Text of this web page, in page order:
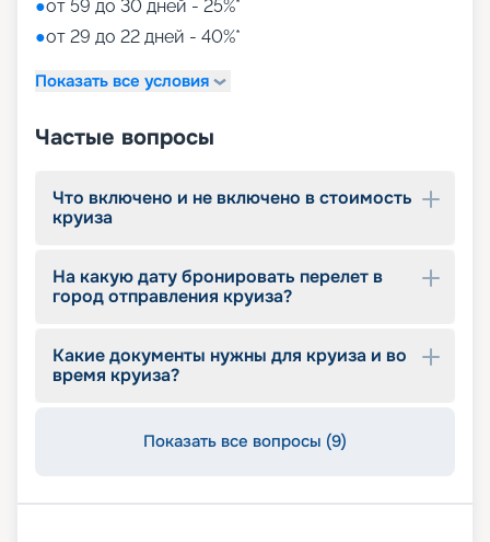
●от 59 до 30 дней - 25%*
●от 29 до 22 дней - 40%*
Показать все условия
Частые вопросы
Что включено и не включено в стоимость
круиза
На какую дату бронировать перелет в
город отправления круиза?
Какие документы нужны для круиза и во
время круиза?
Показать все вопросы (9)